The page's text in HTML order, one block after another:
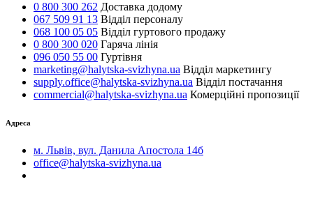
0 800 300 262 Доставка додому
067 509 91 13 Відділ персоналу
068 100 05 05 Відділ гуртового продажу
0 800 300 020 Гаряча лінія
096 050 55 00 Гуртівня
marketing@halytska-svizhyna.ua Відділ маркетингу
supply.office@halytska-svizhyna.ua Відділ постачання
commercial@halytska-svizhyna.ua Комерційні пропозиції
Адреса
м. Львів, вул. Данила Апостола 14б
office@halytska-svizhyna.ua